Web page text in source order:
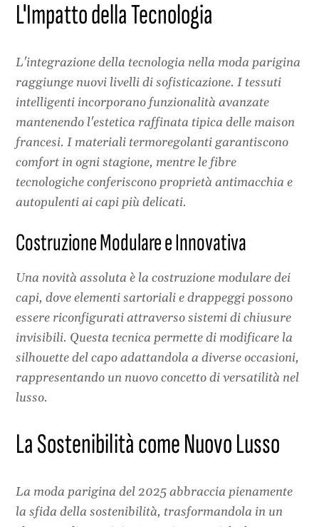
L'Impatto della Tecnologia
L'integrazione della tecnologia nella moda parigina
raggiunge nuovi livelli di sofisticazione. I tessuti
intelligenti incorporano funzionalità avanzate
mantenendo l'estetica raffinata tipica delle maison
francesi. I materiali termoregolanti garantiscono
comfort in ogni stagione, mentre le fibre
tecnologiche conferiscono proprietà antimacchia e
autopulenti ai capi più delicati.
Costruzione Modulare e Innovativa
Una novità assoluta è la costruzione modulare dei
capi, dove elementi sartoriali e drappeggi possono
essere riconfigurati attraverso sistemi di chiusure
invisibili. Questa tecnica permette di modificare la
silhouette del capo adattandola a diverse occasioni,
rappresentando un nuovo concetto di versatilità nel
lusso.
La Sostenibilità come Nuovo Lusso
La moda parigina del 2025 abbraccia pienamente
la sfida della sostenibilità, trasformandola in un